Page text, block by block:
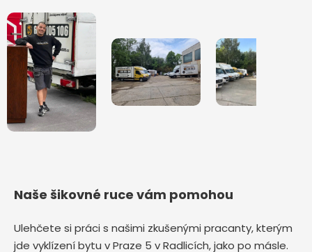
Naše šikovné ruce vám pomohou
Ulehčete si práci s našimi zkušenými pracanty, kterým
jde vyklízení bytu v Praze 5 v Radlicích,jako po másle.